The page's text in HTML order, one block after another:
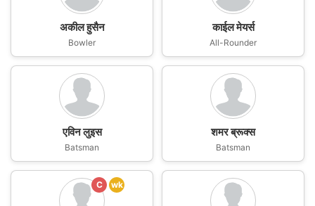
अकील हुसैन
Bowler
काईल मेयर्स
All-Rounder
एविन लुइस
Batsman
शमर ब्रूक्स
Batsman
C wk